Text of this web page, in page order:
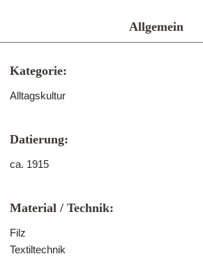
Allgemein
Kategorie:
Alltagskultur
Datierung:
ca. 1915
Material / Technik:
Filz
Textiltechnik